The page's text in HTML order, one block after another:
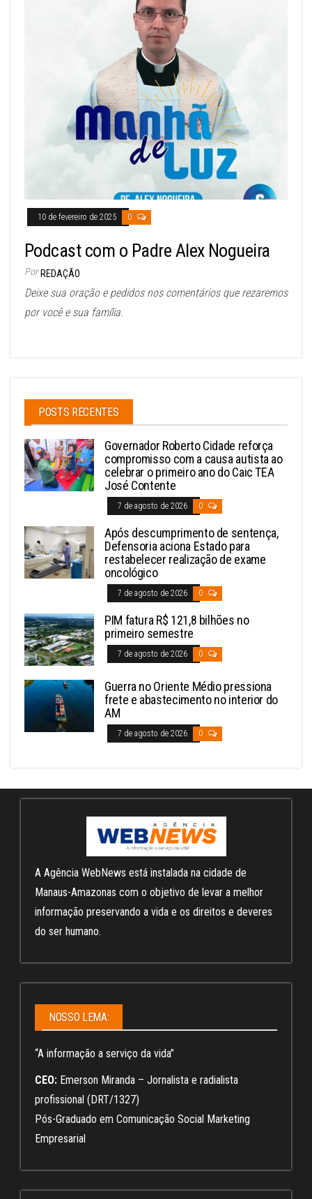
10 de fevereiro de 2025 0
Podcast com o Padre Alex Nogueira
Por REDAÇÃO
Deixe sua oração e pedidos nos comentários que rezaremos
por você e sua família.
POSTS RECENTES
Governador Roberto Cidade reforça
compromisso com a causa autista ao
celebrar o primeiro ano do Caic TEA
José Contente
7 de agosto de 2026 0
Após descumprimento de sentença,
Defensoria aciona Estado para
restabelecer realização de exame
oncológico
7 de agosto de 2026 0
PIM fatura R$ 121,8 bilhões no
primeiro semestre
7 de agosto de 2026 0
Guerra no Oriente Médio pressiona
frete e abastecimento no interior do
AM
7 de agosto de 2026 0
A Agência WebNews está instalada na cidade de
Manaus-Amazonas com o objetivo de levar a melhor
informação preservando a vida e os direitos e deveres
do ser humano.
NOSSO LEMA:
“A informação a serviço da vida”
CEO: Emerson Miranda – Jornalista e radialista
profissional (DRT/1327)
Pós-Graduado em Comunicação Social Marketing
Empresarial